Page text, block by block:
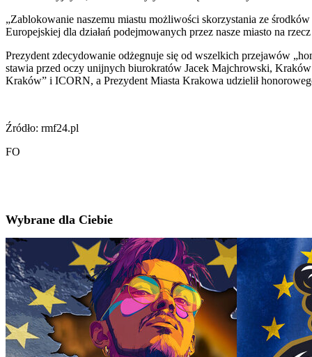
„Zablokowanie naszemu miastu możliwości skorzystania ze
Europejskiej dla działań podejmowanych przez nasze miasto na
Prezydent zdecydowanie odżegnuje się od wszelkich przejawów
stawia przed oczy unijnych biurokratów Jacek Majchrowski,
Kraków” i ICORN, a Prezydent Miasta Krakowa udzielił
Źródło: rmf24.pl
FO
Wybrane dla Ciebie